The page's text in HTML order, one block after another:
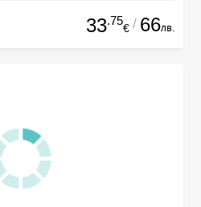
33.75
€ / 66лв.